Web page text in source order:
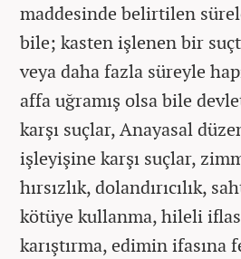
maddesinde belirtilen
bile; kasten işlenen bir
veya daha fazla süreyle
affa uğramış olsa bile
karşı suçlar, Anayasal
işleyişine karşı suçlar,
hırsızlık, dolandırıcılık,
kötüye kullanma, hileli
karıştırma, edimin ifasına